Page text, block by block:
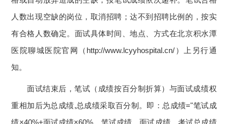
人数出现空缺的岗位，取消招聘；达不到招聘比例的，按实
有合格人数确定。面试具体时间、地点、方式在北京积水潭
医院聊城医院官网（http://www.lcyyhospital.cn/）上另行通
知。
面试结束后，笔试（成绩按百分制折算）与面试成绩权
重相加后为总成绩,总成绩采取百分制。即：总成绩="笔试成
绩×40%+面试成绩×60%。笔试成绩、面试成绩、考试总成绩